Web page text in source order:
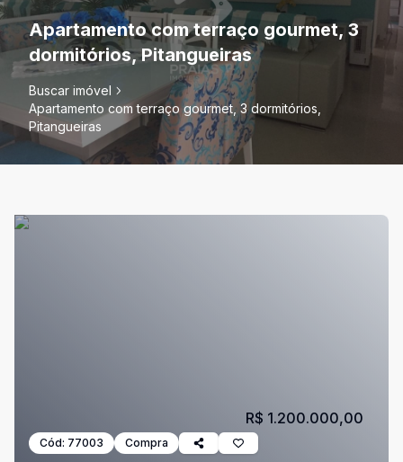
Apartamento com terraço gourmet, 3
dormitórios, Pitangueiras
Buscar imóvel
Apartamento com terraço gourmet, 3 dormitórios,
Pitangueiras
Cód: 77003 Compra
R$ 1.200.000,00